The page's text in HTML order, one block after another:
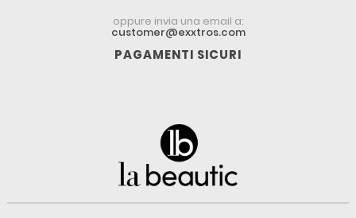
oppure invia una email a:
customer@exxtros.com
PAGAMENTI SICURI